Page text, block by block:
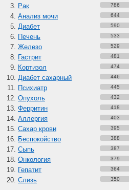
Рак 786
Анализ мочи 644
Диабет 590
Печень 533
Железо 529
Гастрит 481
Кортизол 474
Диабет сахарный 446
Психиатр 445
Опухоль 432
Ферритин 418
Аллергия 403
Сахар крови 395
Беспокойство 388
Сыпь 387
Онкология 379
Гепатит 364
Слизь 350